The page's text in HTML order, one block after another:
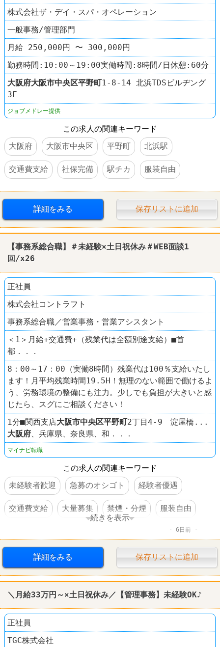
株式会社ザ・デイ・スパ・オペレーション
一般事務/管理部門
月給 250,000円 〜 300,000円
勤務時間:10:00～19:00実働時間:8時間/日休憩:60分
大阪府大阪市中央区平野町1-8-14 北浜TDSビルヂング
3F
ジョブメドレー提供
この求人の関連キーワード
大阪府
大阪市中央区 平野町 北浜駅
交通費支給 社保完備 駅チカ 服装自由
詳細をみる 保存リストに追加
【事務系総合職】＃未経験×土日祝休み＃WEB面談1
回/x26
正社員
株式会社コントラフト
事務系総合職／営業事務・営業アシスタント
＜1＞月給+交通費+（残業代は全額別途支給）■首
都．．．
8：00～17：00（実働8時間）残業代は100％支給いたし
ます！月平均残業時間19.5H！無理のない範囲で働けるよ
う、労務環境の整備にも注力。少しでも負担が大きいと感
じたら、スグにご相談ください！
1分■関西支店大阪市中央区平野町2丁目4-9 淀屋橋...
大阪府 、兵庫県、奈良県、和．．．
マイナビ転職
この求人の関連キーワード
未経験者歓迎
急募のオシゴト 経験者優遇
交通費支給 大量募集 禁煙・分煙 服装自由
女性活躍 完全週休2日制 転勤なし 上場企業
続きを表示
6日前
詳細をみる 保存リストに追加
＼月給33万円～×土日祝休み／【管理事務】未経験OK♪
正社員
TGC株式会社